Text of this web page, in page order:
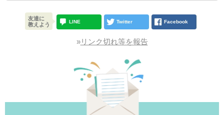
友達に
教えよう
LINE Twitter Facebook
»リンク切れ等を報告